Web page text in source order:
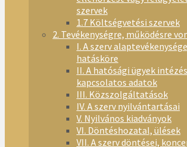
szervek
1.7 Költségvetési szervek
2. Tevékenységre, működésre
I. A szerv
hatásköre
II. A hatósági ügyek
kapcsolatos adatok
III. Közszolgáltatások
IV. A szerv nyilvántartásai
V. Nyilvános kiadványok
VI. Döntéshozatal, ülések
VII. A szerv döntései,